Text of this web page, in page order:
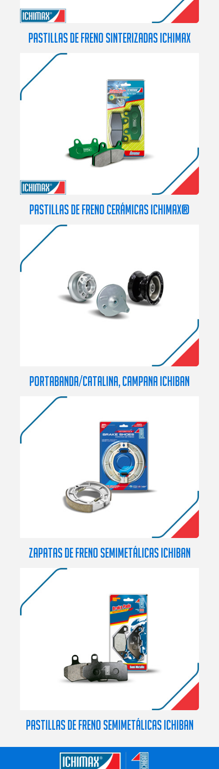
PASTILLAS DE FRENO SINTERIZADAS ICHIMAX
PASTILLAS DE FRENO CERÁMICAS ICHIMAX®
PORTABANDA/CATALINA, CAMPANA ICHIBAN
ZAPATAS DE FRENO SEMIMETÁLICAS ICHIBAN
PASTILLAS DE FRENO SEMIMETÁLICAS ICHIBAN